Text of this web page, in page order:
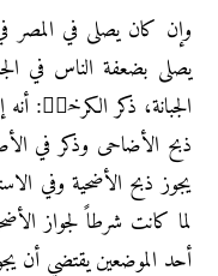
وإن کان یصلی في
یصلی بضعفة الناس في
الجبانة، ذکر الکرخيؒ:
ذبح الأضاحی وذکر في
یجوز ذبح الأضحیة وفي
لما کانت شرطاً لجواز
أحد الموضعین یقتضي أن